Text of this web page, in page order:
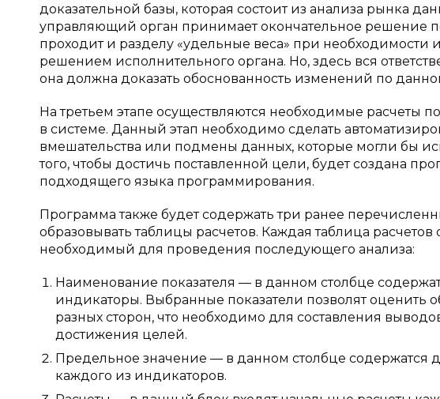
доказательной базы, которая состоит из анализа рынка
управляющий орган принимает окончательное решение
проходит и разделу «удельные веса» при необходимости
решением исполнительного органа. Но, здесь вся
она должна доказать обоснованность изменений по
На третьем этапе осуществляются необходимые расчеты
в системе. Данный этап необходимо сделать
вмешательства или подмены данных, которые могли бы
того, чтобы достичь поставленной цели, будет создана
подходящего языка программирования.
Программа также будет содержать три ранее
образовывать таблицы расчетов. Каждая таблица
необходимый для проведения последующего анализа:
Наименование показателя — в данном столбце
индикаторы. Выбранные показатели позволят оценить
разных сторон, что необходимо для составления
достижения целей.
Предельное значение — в данном столбце содержатся
каждого из индикаторов.